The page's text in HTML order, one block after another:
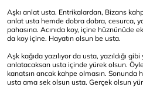
Aşkı anlat usta. Entrikalardan, Bizans
anlat usta hemde dobra dobra, cesurca,
pahasına. Acınıda koy, içine hüznünüde
da koy içine. Hayatın olsun be usta.
Aşk kağıda yazılıyor da usta, yazıldığı
anlatacaksan usta içinde yürek olsun.
kanatsın ancak kahpe olmasın. Sonunda
usta ama sek olsun usta. Gerçek olsun